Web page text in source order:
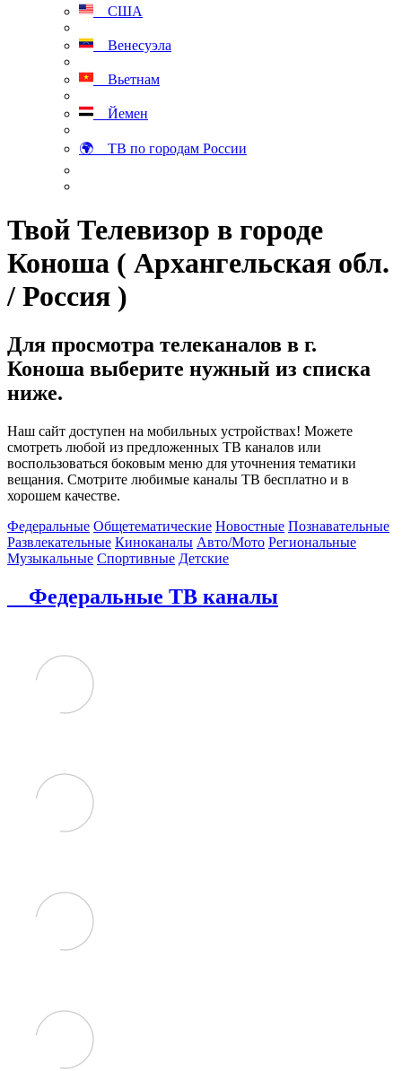
США
Венесуэла
Вьетнам
Йемен
🌍 ТВ по городам России
Твой Телевизор в городе
Коноша ( Архангельская обл.
/ Россия )
Для просмотра телеканалов в г.
Коноша выберите нужный из списка
ниже.
Наш сайт доступен на мобильных устройствах! Можете
смотреть любой из предложенных ТВ каналов или
воспользоваться боковым меню для уточнения тематики
вещания. Смотрите любимые каналы ТВ бесплатно и в
хорошем качестве.
Федеральные Общетематические Новостные Познавательные
Развлекательные Киноканалы Авто/Мото Региональные
Музыкальные Спортивные Детские
Федеральные ТВ каналы